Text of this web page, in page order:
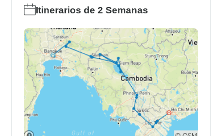
Itinerarios de 2 Semanas